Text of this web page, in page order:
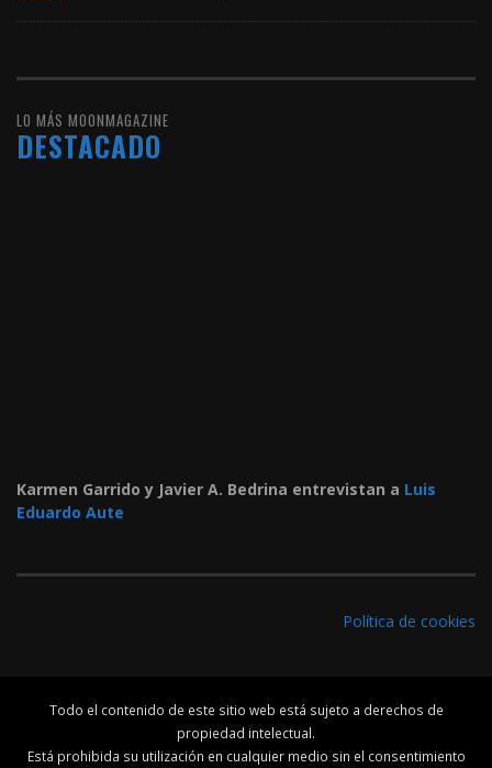
LO MÁS MOONMAGAZINE
DESTACADO
Karmen Garrido y Javier A. Bedrina entrevistan a Luis
Eduardo Aute
Política de cookies
Todo el contenido de este sitio web está sujeto a derechos de
propiedad intelectual.
Está prohibida su utilización en cualquier medio sin el consentimiento